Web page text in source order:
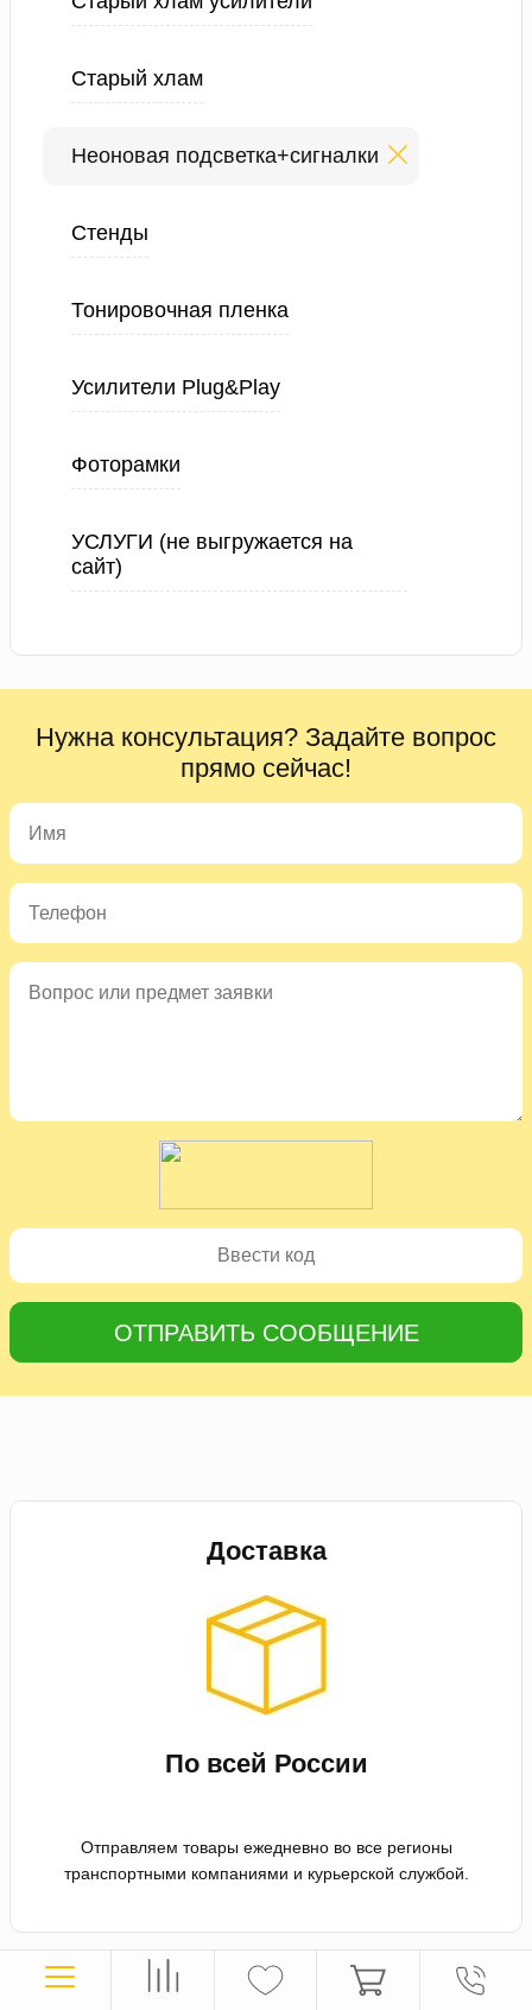
Старый хлам
Неоновая подсветка+сигналки
Стенды
Тонировочная пленка
Усилители Plug&Play
Фоторамки
УСЛУГИ (не выгружается на
сайт)
Нужна консультация? Задайте вопрос
прямо сейчас!
ОТПРАВИТЬ СООБЩЕНИЕ
Доставка
По всей России
Отправляем товары ежедневно во все регионы
транспортными компаниями и курьерской службой.
Оплата